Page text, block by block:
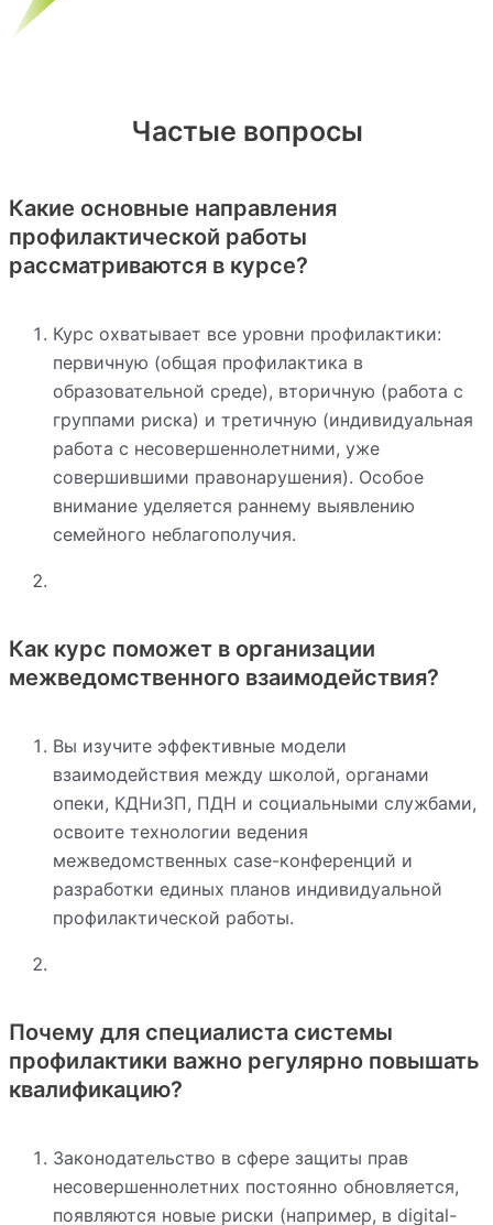
Частые вопросы
Какие основные направления
профилактической работы
рассматриваются в курсе?
Курс охватывает все уровни профилактики:
первичную (общая профилактика в
образовательной среде), вторичную (работа с
группами риска) и третичную (индивидуальная
работа с несовершеннолетними, уже
совершившими правонарушения). Особое
внимание уделяется раннему выявлению
семейного неблагополучия.
Как курс поможет в организации
межведомственного взаимодействия?
Вы изучите эффективные модели
взаимодействия между школой, органами
опеки, КДНиЗП, ПДН и социальными службами,
освоите технологии ведения
межведомственных case-конференций и
разработки единых планов индивидуальной
профилактической работы.
Почему для специалиста системы
профилактики важно регулярно повышать
квалификацию?
Законодательство в сфере защиты прав
несовершеннолетних постоянно обновляется,
появляются новые риски (например, в digital-